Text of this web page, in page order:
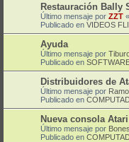
Restauración Bally
Último mensaje por ZZT «
Publicado en VIDEOS
Ayuda
Último mensaje por
Publicado en
Distribuidores de
Último mensaje por
Publicado en
Nueva consola Atari
Último mensaje por
Publicado en